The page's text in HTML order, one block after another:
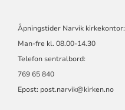
Åpningstider Narvik kirkekontor:
Man-fre kl. 08.00-14.30
Telefon sentralbord:
769 65 840
Epost: post.narvik@kirken.no